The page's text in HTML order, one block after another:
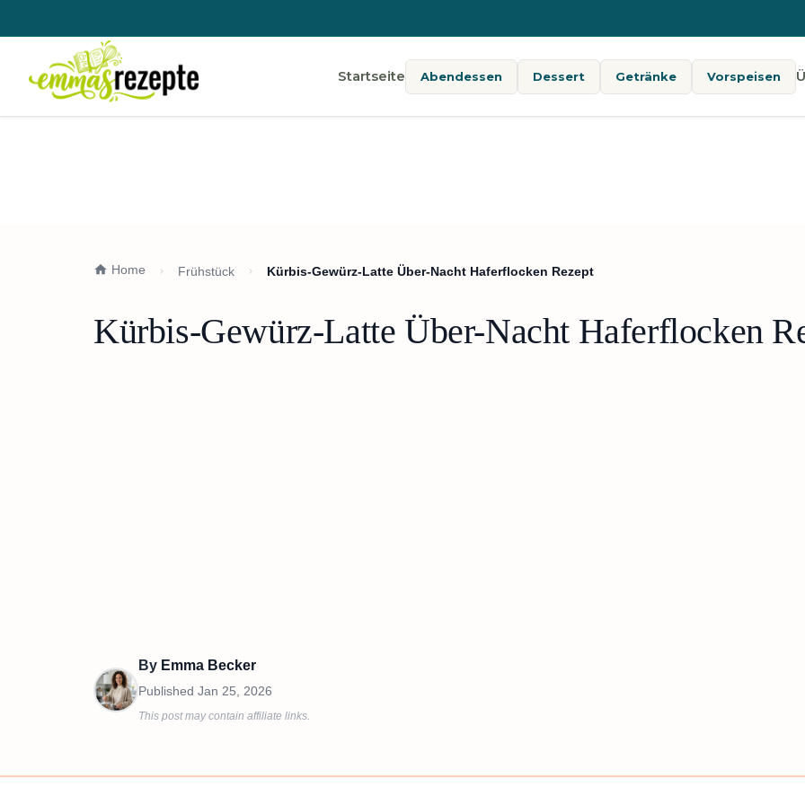
Startseite Abendessen Dessert Getränke Vorspeisen
Home Frühstück Kürbis-Gewürz-Latte Über-Nacht Haferflocken Rezept
Kürbis-Gewürz-Latte Über-Nacht Haferflocken
By Emma Becker
Published Jan 25, 2026
This post may contain affiliate links.